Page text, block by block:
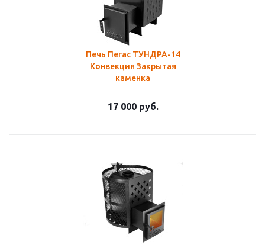
Печь Пегас ТУНДРА-14
Конвекция Закрытая
каменка
17 000руб.